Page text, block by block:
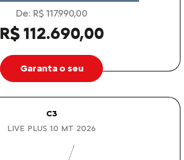
De: R$ 117.990,00
R$ 112.690,00
Garanta o seu
C3
LIVE PLUS 1.0 MT 2026